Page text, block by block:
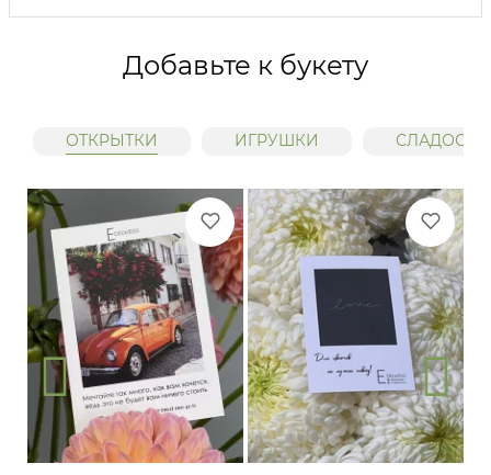
Добавьте к букету
ОТКРЫТКИ ИГРУШКИ СЛАДОСТИ